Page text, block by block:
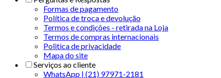
Formas de pagamento
Política de troca e devolução
Termos e condições - retirada na Loja
Termos de compras internacionais
Politica de privacidade
Mapa do site
Serviços ao cliente
WhatsApp | (21) 97971-2181